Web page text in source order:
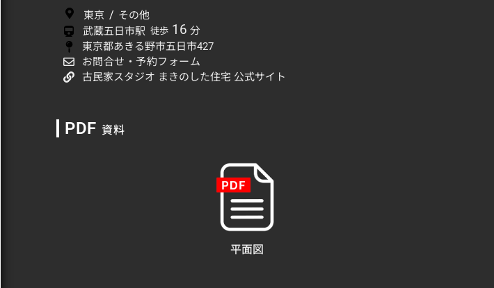
東京 / その他
武蔵五日市駅 徒歩 16 分
東京都あきる野市五日市427
お問合せ・予約フォーム
古民家スタジオ まきのした住宅 公式サイト
PDF 資料
平面図